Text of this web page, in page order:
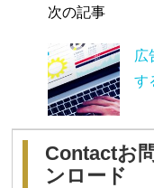
次の記事
広
す
Contactお
ンロード